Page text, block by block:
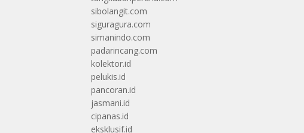
sibolangit.com
siguragura.com
simanindo.com
padarincang.com
kolektor.id
pelukis.id
pancoran.id
jasmani.id
cipanas.id
eksklusif.id